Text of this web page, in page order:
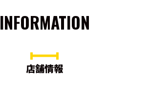
INFORMATION
店舗情報